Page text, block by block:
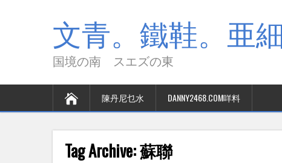
文青。鐵鞋。亜
国境の南 スエズの東
陳丹尼乜水 DANNY2468.COM咩料
Tag Archive:蘇聯